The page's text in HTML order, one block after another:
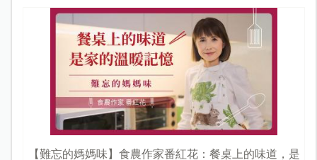
【難忘的媽媽味】食農作家番紅花：餐桌上的味道，是